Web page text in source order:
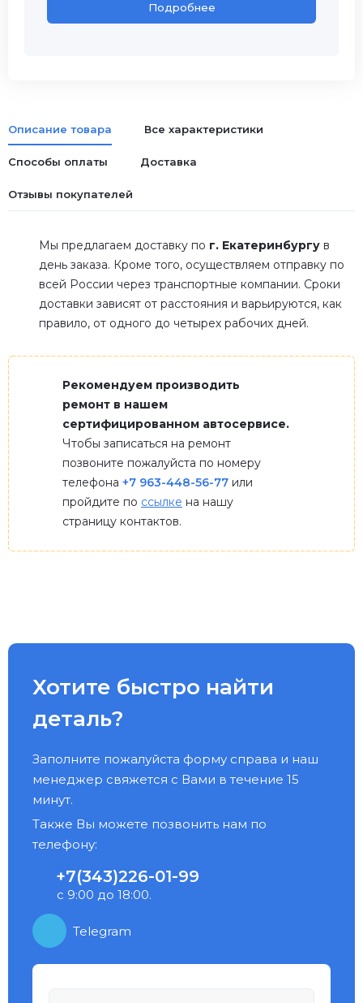
Подробнее
Описание товара Все характеристики
Способы оплаты Доставка
Отзывы покупателей
Мы предлагаем доставку по г. Екатеринбургу в
день заказа. Кроме того, осуществляем отправку по
всей России через транспортные компании. Сроки
доставки зависят от расстояния и варьируются, как
правило, от одного до четырех рабочих дней.
Рекомендуем производить
ремонт в нашем
сертифицированном автосервисе.
Чтобы записаться на ремонт
позвоните пожалуйста по номеру
телефона +7 963-448-56-77 или
пройдите по ссылке на нашу
страницу контактов.
Хотите быстро найти
деталь?
Заполните пожалуйста форму справа и наш
менеджер свяжется с Вами в течение 15
минут.
Также Вы можете позвонить нам по
телефону:
+7(343)226-01-99
с 9:00 до 18:00.
Telegram